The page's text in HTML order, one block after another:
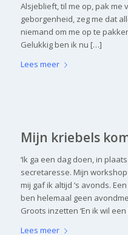
Alsjeblieft, til me op, pak me
geborgenheid, zeg me dat
niemand om me op te
Gelukkig ben ik nu […]
Lees meer
Mijn kriebels
‘Ik ga een dag doen, in
secretaresse. Mijn
mij gaf ik altijd ’s avonds.
ben helemaal geen
Groots inzetten ‘En ik wil
Lees meer